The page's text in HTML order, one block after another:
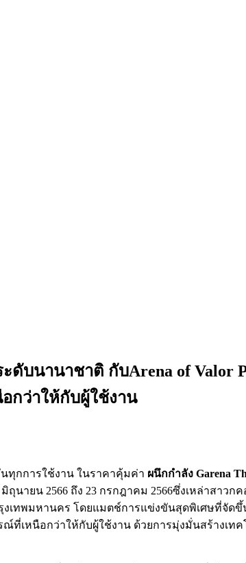
นานาชาติ กับArena of Valor
กว่าให้กับผู้ใช้งาน
ทุกการใช้งาน ในราคาคุ้มค่า ผนึกกำลัง Garena
นายน 2566 ถึง 23 กรกฎาคม 2566ซึ่งเหล่าสาว
ทพมหานคร โดยแมตช์การแข่งขันสุดพิเศษที่จัดขึ้
ที่เหนือกว่าให้กับผู้ใช้งาน ด้วยการมุ่งมั่นสร้างเ